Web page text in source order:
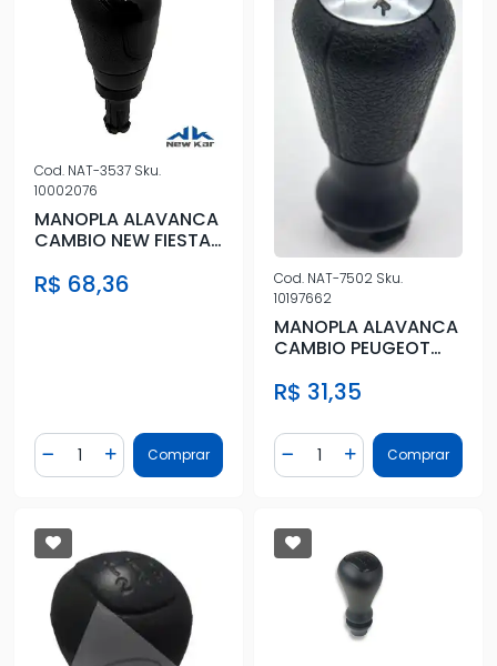
Cod. NAT-3537 Sku.
10002076
MANOPLA ALAVANCA
CAMBIO NEW FIESTA
PRETA
R$ 68,36
Diminuir Quantidade
Quantidade
Adicionar Quantidade
Comprar
Cod. NAT-7502 Sku.
10197662
MANOPLA ALAVANCA
CAMBIO PEUGEOT
PRETA/CROMADA
R$ 31,35
Diminuir Quantidade
Quantidade
AdicionarComprar